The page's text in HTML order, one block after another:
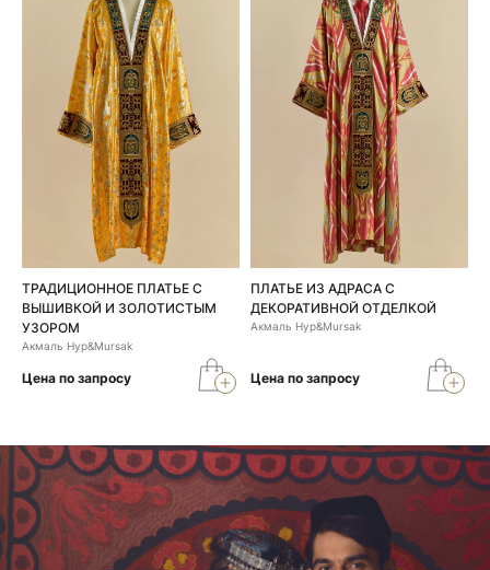
ТРАДИЦИОННОЕ ПЛАТЬЕ С
ВЫШИВКОЙ И ЗОЛОТИСТЫМ
УЗОРОМ
Акмаль Нур&Mursak
Цена по запросу
ПЛАТЬЕ ИЗ АДРАСА С
ДЕКОРАТИВНОЙ ОТДЕЛКОЙ
Акмаль Нур&Mursak
Цена по запросу